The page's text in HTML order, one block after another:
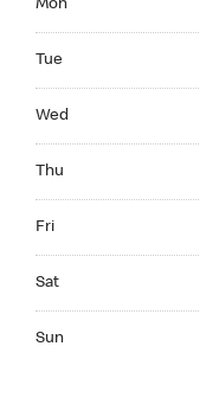
Mon
Tue
Wed
Thu
Fri
Sat
Sun